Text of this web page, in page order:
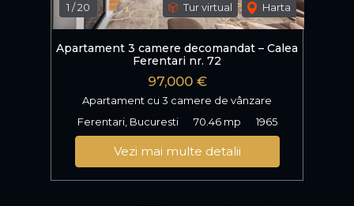
1 /20 Tur virtual Harta
Apartament 3 camere decomandat – Calea
Ferentari nr. 72
97,000 €
Apartament cu 3 camere de vânzare
Ferentari, Bucuresti
70.46 mp 1965
Vezi mai multe detalii